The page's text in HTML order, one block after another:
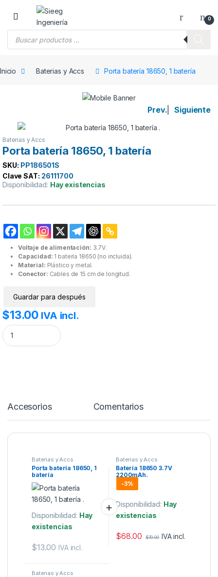
Saltar a la navegación
Saltar al contenido
0
Inicio Baterias y Accs Porta batería 18650, 1 batería
Prev. Siguiente
Baterias y Accs
Porta batería 18650, 1 batería
SKU: PP186501S
Clave SAT: 26111700
Disponibilidad: Hay existencias
Voltaje de alimentación: 3.7V.
Capacidad: 1 batería 18650 (no incluida).
Material: Plástico y metal.
Conector: Cables de 15 cm de longitud.
Guardar para después
$13.00 IVA incl.
Porta batería 18650, 1 batería cantidad
Accesorios Comentarios
Baterias y Accs
Porta batería 18650, 1
batería
Disponibilidad: Hay
existencias
$13.00 IVA incl.
Baterias y Accs
Batería 18650 3.7V
2200mAh.
-3%
Disponibilidad: Hay
existencias
$68.00 $70.00 IVA incl.
Baterias y Accs